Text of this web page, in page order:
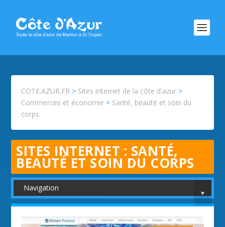
COTE.AZUR.FR > Sites internet de la côte d'azur >
Commerces et économie > Santé, beauté et soin du
corps
SITES INTERNET : SANTÉ,
BEAUTÉ ET SOIN DU CORPS
Navigation
▾